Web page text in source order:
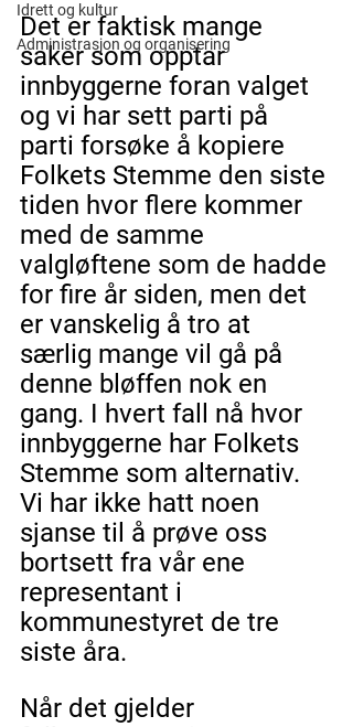
Idrett og kultur
Administrasjon og organisering
Det er faktisk mange
saker som opptar
innbyggerne foran valget
og vi har sett parti på
parti forsøke å kopiere
Folkets Stemme den siste
tiden hvor flere kommer
med de samme
valgløftene som de hadde
for fire år siden, men det
er vanskelig å tro at
særlig mange vil gå på
denne bløffen nok en
gang. I hvert fall nå hvor
innbyggerne har Folkets
Stemme som alternativ.
Vi har ikke hatt noen
sjanse til å prøve oss
bortsett fra vår ene
representant i
kommunestyret de tre
siste åra.
Når det gjelder